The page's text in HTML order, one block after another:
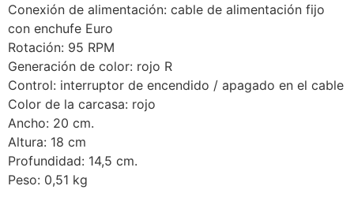
Conexión de alimentación: cable de alimentación fijo
con enchufe Euro
Rotación: 95 RPM
Generación de color: rojo R
Control: interruptor de encendido / apagado en el cable
Color de la carcasa: rojo
Ancho: 20 cm.
Altura: 18 cm
Profundidad: 14,5 cm.
Peso: 0,51 kg